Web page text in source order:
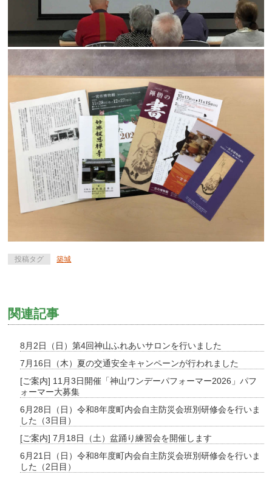
投稿タグ 築城
関連記事
8月2日（日）第4回神山ふれあいサロンを行いました
7月16日（木）夏の交通安全キャンペーンが行われました
[ご案内] 11月3日開催「神山ワンデーパフォーマー2026」パフ
ォーマー大募集
6月28日（日）令和8年度町内会自主防災会班別研修会を行いま
した（3日目）
[ご案内] 7月18日（土）盆踊り練習会を開催します
6月21日（日）令和8年度町内会自主防災会班別研修会を行いま
した（2日目）